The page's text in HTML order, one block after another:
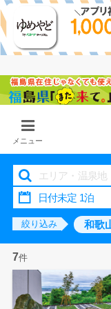
メニュー
絞り込み 和歌
7件